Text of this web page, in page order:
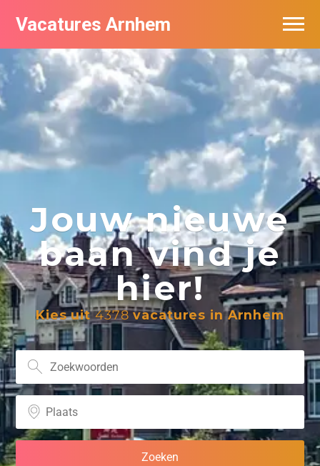
Vacatures Arnhem
Jouw nieuwe
baan vind je
hier!
Kies uit4378vacatures in Arnhem
Vacatures per bedrijf in Arnhem
Nieuwsbrief feed